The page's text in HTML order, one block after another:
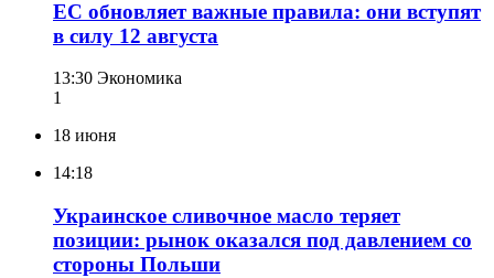
ЕС обновляет важные правила: они вступят
в силу 12 августа
13:30 Экономика
1
18 июня
14:18
Украинское сливочное масло теряет
позиции: рынок оказался под давлением со
стороны Польши